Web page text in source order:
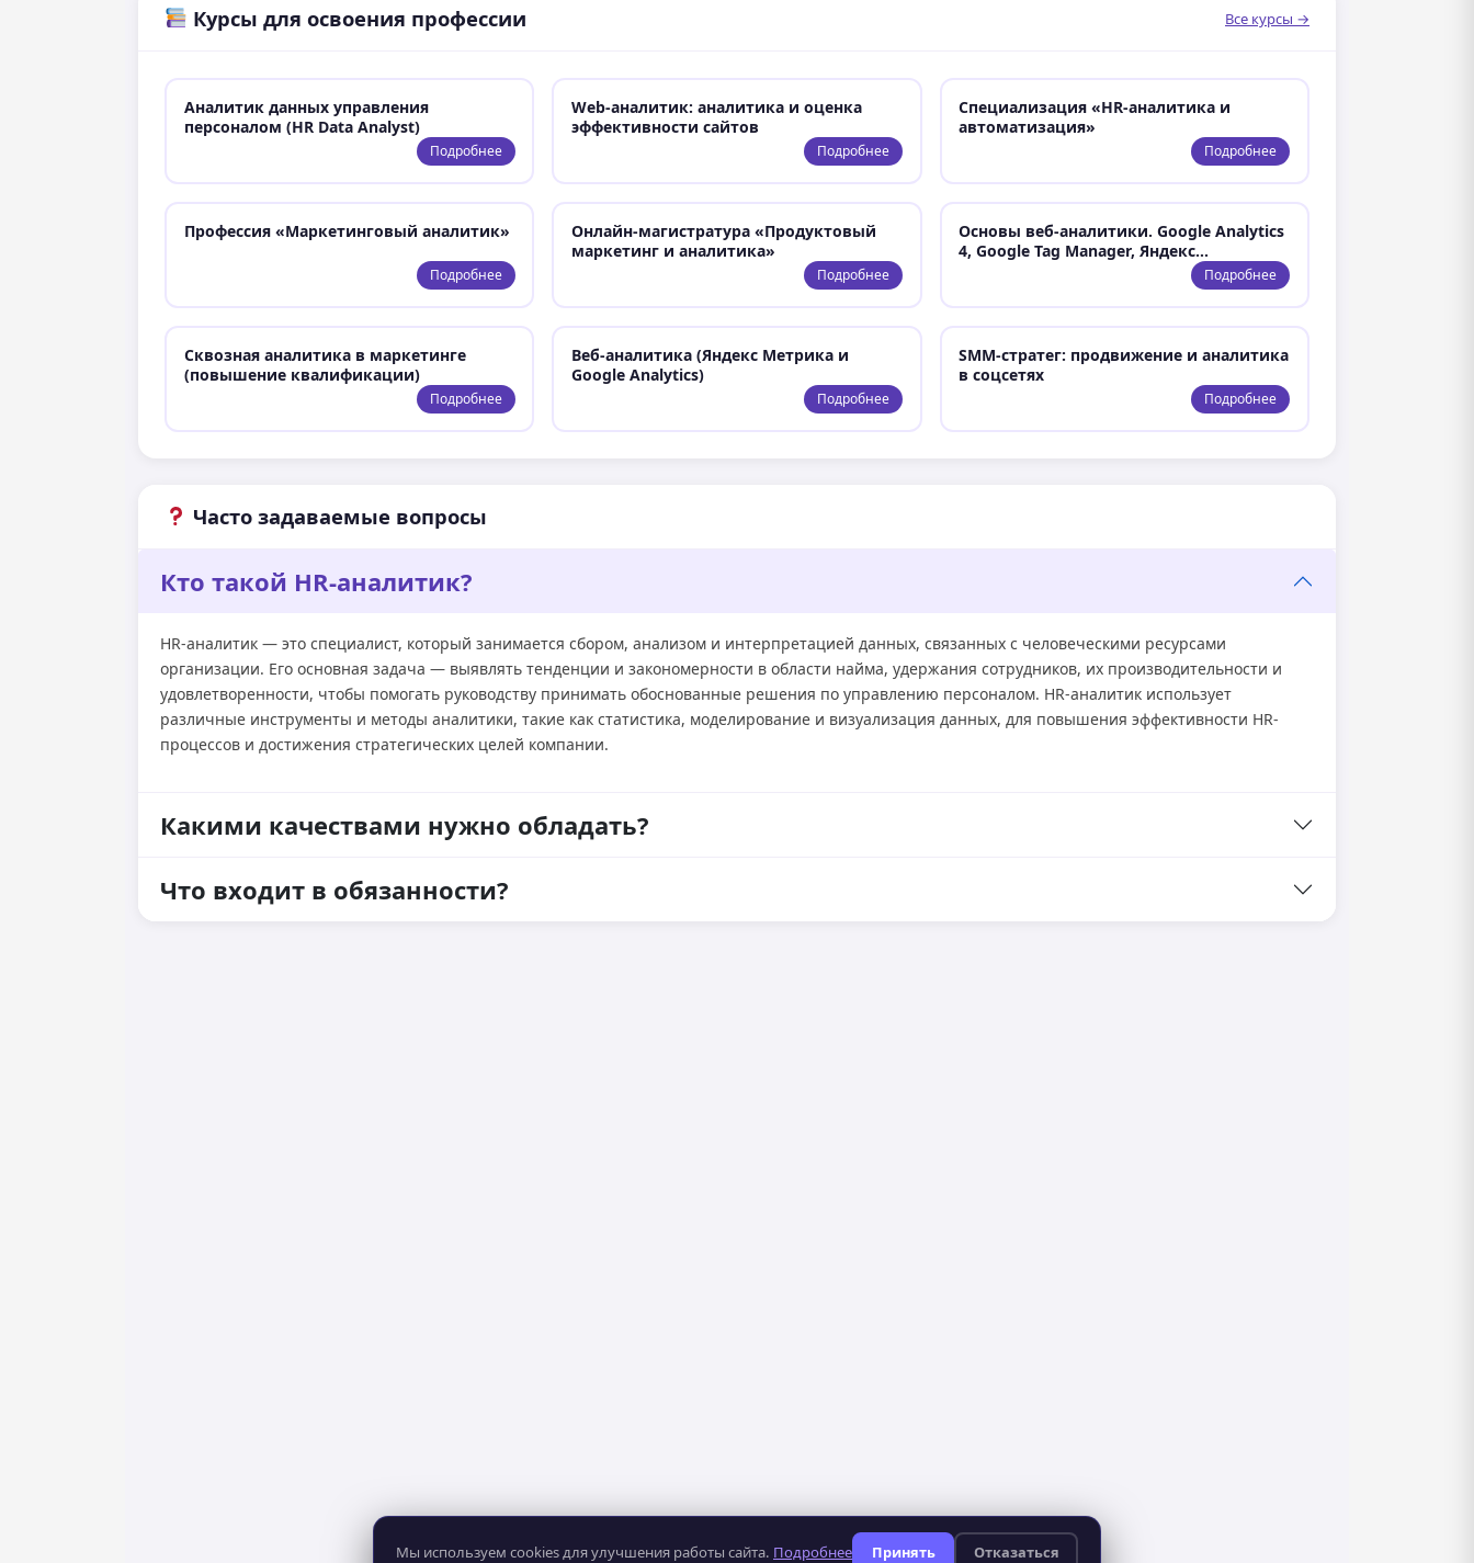
Курсы для освоения профессии Все курсы →
Аналитик данных управления
персоналом (HR Data Analyst)
Подробнее
Web-аналитик: аналитика и оценка
эффективности сайтов
Подробнее
Специализация «HR-аналитика и
автоматизация»
Подробнее
Профессия «Маркетинговый аналитик»
Подробнее
Онлайн-магистратура «Продуктовый
маркетинг и аналитика»
Подробнее
Основы веб-аналитики. Google Analytics
4, Google Tag Manager, Яндекс…
Подробнее
Сквозная аналитика в маркетинге
(повышение квалификации)
Подробнее
Веб-аналитика (Яндекс Метрика и
Google Analytics)
Подробнее
SMM-стратег: продвижение и аналитика
в соцсетях
Подробнее
Часто задаваемые вопросы
Кто такой HR-аналитик?
HR-аналитик — это специалист, который занимается сбором, анализом и интерпретацией данных, связанных с человеческими ресурсами
организации. Его основная задача — выявлять тенденции и закономерности в области найма, удержания сотрудников, их производительности и
удовлетворенности, чтобы помогать руководству принимать обоснованные решения по управлению персоналом. HR-аналитик использует
различные инструменты и методы аналитики, такие как статистика, моделирование и визуализация данных, для повышения эффективности HR-
процессов и достижения стратегических целей компании.
Какими качествами нужно обладать?
Что входит в обязанности?
Мы используем cookies для улучшения работы сайта. Подробнее Принять Отказаться